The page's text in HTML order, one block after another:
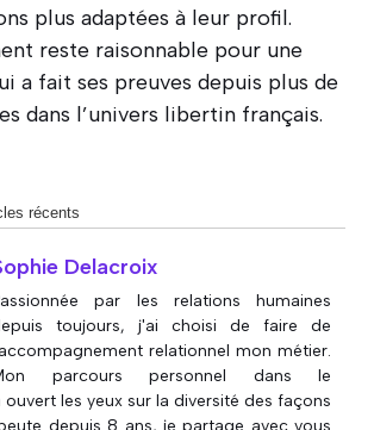
plus adaptées à leur profil.
reste raisonnable pour une
a fait ses preuves depuis plus de
dans l’univers libertin français.
récents
Delacroix
par les relations humaines
toujours, j'ai choisi de faire de
relationnel mon métier.
parcours personnel dans le
les yeux sur la diversité des façons
depuis 8 ans, je partage avec vous